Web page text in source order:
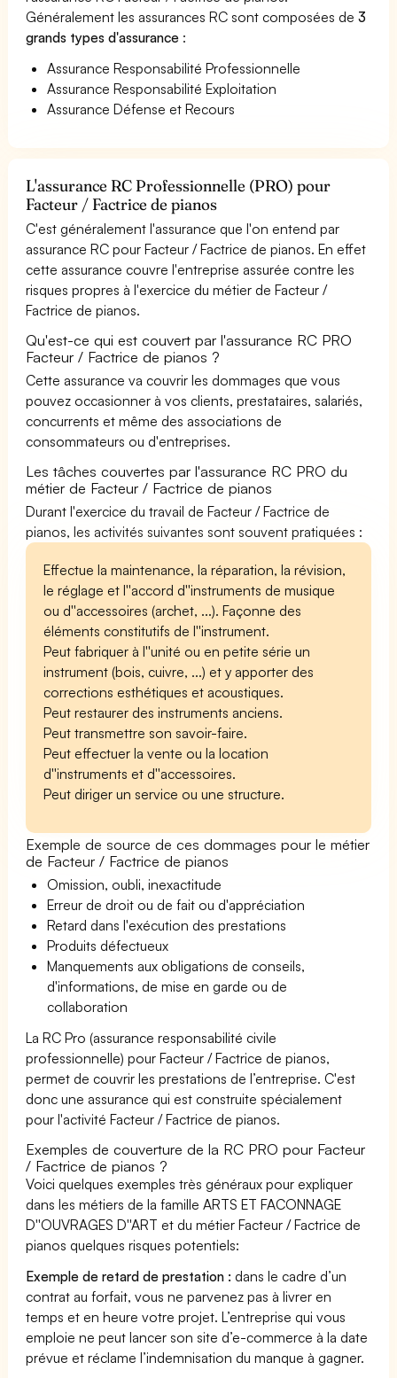
Généralement les assurances RC sont composées de3
grands types d'assurance :
Assurance Responsabilité Professionnelle
Assurance Responsabilité Exploitation
Assurance Défense et Recours
L'assurance RC Professionnelle (PRO) pour
Facteur / Factrice de pianos
C'est généralement l'assurance que l'on entend par
assurance RC pour Facteur / Factrice de pianos. En effet
cette assurance couvre l'entreprise assurée contre les
risques propres à l'exercice du métier de Facteur /
Factrice de pianos.
Qu'est-ce qui est couvert par l'assurance RC PRO
Facteur / Factrice de pianos ?
Cette assurance va couvrir les dommages que vous
pouvez occasionner à vos clients, prestataires, salariés,
concurrents et même des associations de
consommateurs ou d'entreprises.
Les tâches couvertes par l'assurance RC PRO du
métier de Facteur / Factrice de pianos
Durant l'exercice du travail de Facteur / Factrice de
pianos, les activités suivantes sont souvent pratiquées :
Effectue la maintenance, la réparation, la révision,
le réglage et l''accord d''instruments de musique
ou d''accessoires (archet, ...). Façonne des
éléments constitutifs de l''instrument.
Peut fabriquer à l''unité ou en petite série un
instrument (bois, cuivre, ...) et y apporter des
corrections esthétiques et acoustiques.
Peut restaurer des instruments anciens.
Peut transmettre son savoir-faire.
Peut effectuer la vente ou la location
d''instruments et d''accessoires.
Peut diriger un service ou une structure.
Exemple de source de ces dommages pour le métier
de Facteur / Factrice de pianos
Omission, oubli, inexactitude
Erreur de droit ou de fait ou d'appréciation
Retard dans l'exécution des prestations
Produits défectueux
Manquements aux obligations de conseils,
d'informations, de mise en garde ou de
collaboration
La RC Pro (assurance responsabilité civile
professionnelle) pour Facteur / Factrice de pianos,
permet de couvrir les prestations de l’entreprise. C'est
donc une assurance qui est construite spécialement
pour l'activité Facteur / Factrice de pianos.
Exemples de couverture de la RC PRO pour Facteur
/ Factrice de pianos ?
Voici quelques exemples très généraux pour expliquer
dans les métiers de la famille ARTS ET FACONNAGE
D''OUVRAGES D''ART et du métier Facteur / Factrice de
pianos quelques risques potentiels:
Exemple de retard de prestation : dans le cadre d’un
contrat au forfait, vous ne parvenez pas à livrer en
temps et en heure votre projet. L’entreprise qui vous
emploie ne peut lancer son site d’e-commerce à la date
prévue et réclame l’indemnisation du manque à gagner.